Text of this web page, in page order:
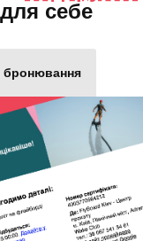
себе
бронювання